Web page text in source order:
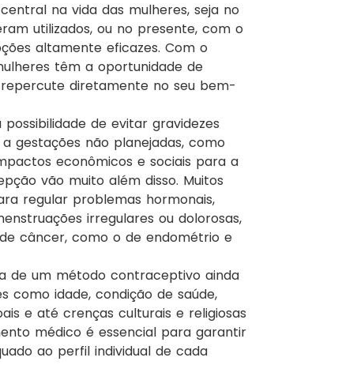
na vida das mulheres, seja no
utilizados, ou no presente, com o
altamente eficazes. Com o
têm a oportunidade de
diretamente no seu bem-
de evitar gravidezes
gestações não planejadas, como
econômicos e sociais para a
vão muito além disso. Muitos
regular problemas hormonais,
irregulares ou dolorosas,
câncer, como o de endométrio e
de um método contraceptivo ainda
como idade, condição de saúde,
e até crenças culturais e religiosas
médico é essencial para garantir
ao perfil individual de cada